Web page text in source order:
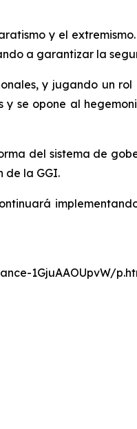
y el
a garantizar la
y jugando un rol
se opone al
del sistema de
de la GGI.
1GjuAAOUpvW/